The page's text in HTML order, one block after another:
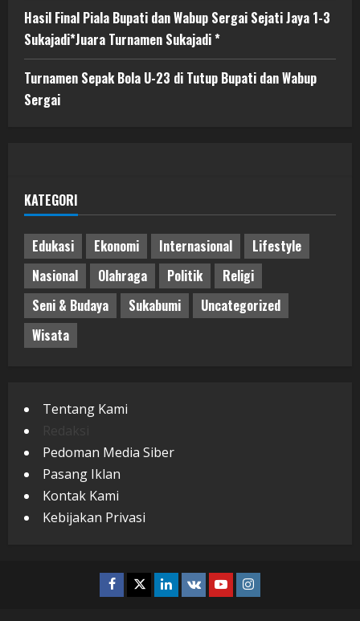
Hasil Final Piala Bupati dan Wabup Sergai Sejati Jaya 1-3
Sukajadi*Juara Turnamen Sukajadi *
Turnamen Sepak Bola U-23 di Tutup Bupati dan Wabup
Sergai
KATEGORI
Edukasi Ekonomi Internasional
Lifestyle
Nasional
Olahraga Politik
Religi
Seni & Budaya
Sukabumi
Uncategorized
Wisata
Tentang Kami
Pedoman Media Siber
Pasang Iklan
Kontak Kami
Kebijakan Privasi
Facebook
TwitterLinkedin
VK YoutubeInstagram